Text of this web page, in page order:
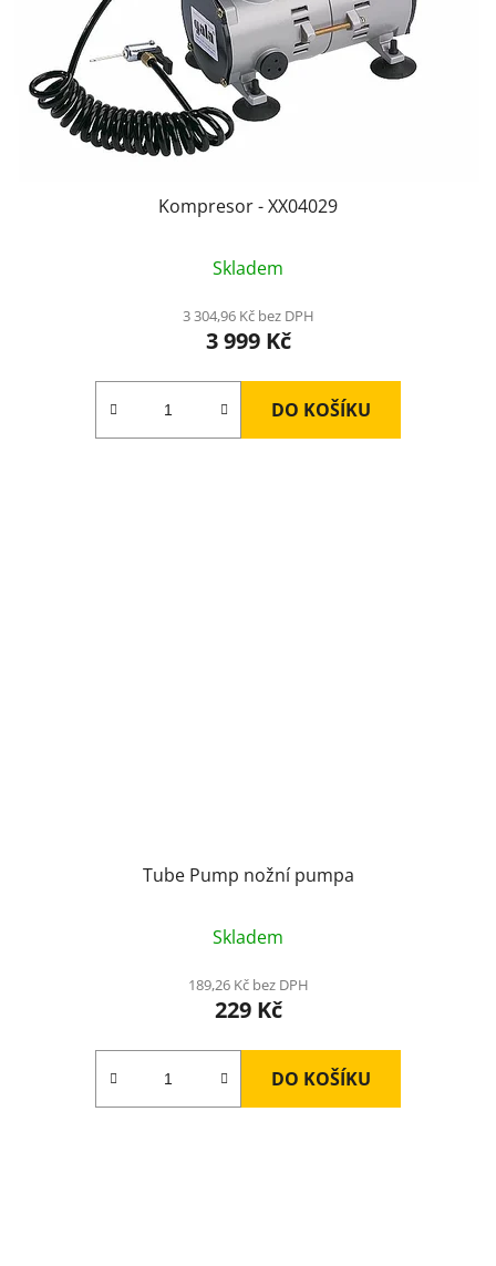
Kompresor - XX04029
Skladem
3 304,96 Kč bez DPH
3 999 Kč
DO KOŠÍKU
Tube Pump nožní pumpa
Skladem
189,26 Kč bez DPH
229 Kč
DO KOŠÍKU